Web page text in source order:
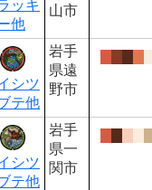
ッキ
他
山市
シツ
テ他
岩手
県遠
野市
シツ
テ他
岩手
県一
関市